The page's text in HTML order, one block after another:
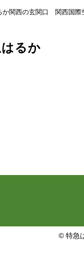
か関西の玄関口 関西国際
るか
© 特急